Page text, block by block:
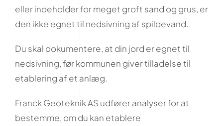
eller indeholder for meget groft sand og grus, er
den ikke egnet til nedsivning af spildevand.
Du skal dokumentere, at din jord er egnet til
nedsivning, før kommunen giver tilladelse til
etablering af et anlæg.
Franck Geoteknik AS udfører analyser for at
bestemme, om du kan etablere